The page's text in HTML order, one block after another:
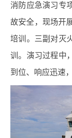
消防应急演习专
故安全，现场开
培训。三副对灭
训。演习过程中
到位、响应迅速